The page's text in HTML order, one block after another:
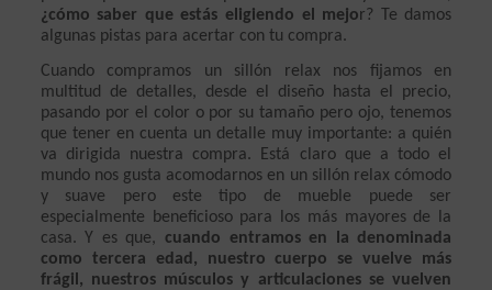
¿cómo saber que estás eligiendo el mejor? Te damos
algunas pistas para acertar con tu compra.
Cuando compramos un sillón relax nos fijamos en
multitud de detalles, desde el diseño hasta el precio,
pasando por el color o por su tamaño pero ojo, tenemos
que tener en cuenta un detalle muy importante: a quién
va dirigida nuestra compra. Está claro que a todo el
mundo nos gusta acomodarnos en un sillón relax cómodo
y suave pero este tipo de mueble puede ser
especialmente beneficioso para los más mayores de la
casa. Y es que, cuando entramos en la denominada
como tercera edad, nuestro cuerpo se vuelve más
frágil, nuestros músculos y articulaciones se vuelven